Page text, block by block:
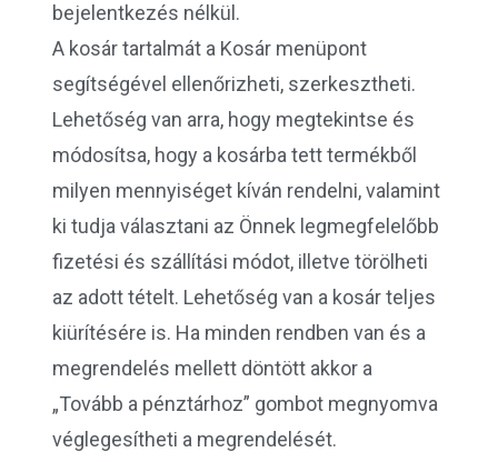
bejelentkezés nélkül.
A kosár tartalmát a Kosár menüpont
segítségével ellenőrizheti, szerkesztheti.
Lehetőség van arra, hogy megtekintse és
módosítsa, hogy a kosárba tett termékből
milyen mennyiséget kíván rendelni, valamint
ki tudja választani az Önnek legmegfelelőbb
fizetési és szállítási módot, illetve törölheti
az adott tételt. Lehetőség van a kosár teljes
kiürítésére is. Ha minden rendben van és a
megrendelés mellett döntött akkor a
„Tovább a pénztárhoz” gombot megnyomva
véglegesítheti a megrendelését.